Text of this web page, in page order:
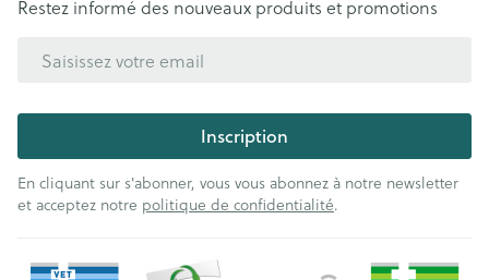
Restez informé des nouveaux produits et promotions
Inscription
En cliquant sur s'abonner, vous vous abonnez à notre newsletter
et acceptez notre politique de confidentialité.